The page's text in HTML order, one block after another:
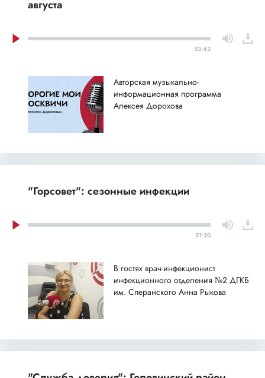
августа
53:42
Авторская музыкально-
информационная программа
Алексея Дорохова
"Горсовет": сезонные инфекции
51:20
В гостях врач-инфекционист
инфекционного отделения №2 ДГКБ
им. Сперанского Анна Рыкова